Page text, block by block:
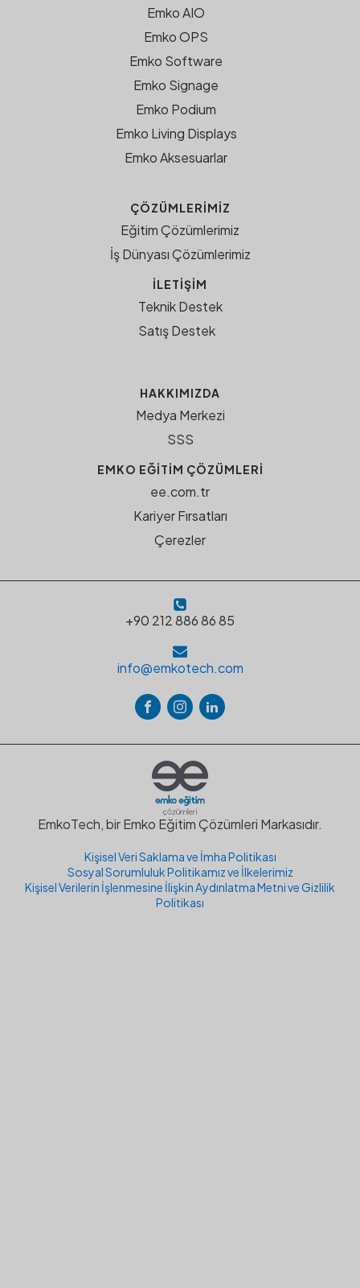
Emko AIO
Emko OPS
Emko Software
Emko Signage
Emko Podium
Emko Living Displays
Emko Aksesuarlar
ÇÖZÜMLERIMIZ
Eğitim Çözümlerimiz
İş Dünyası Çözümlerimiz
İLETİŞİM
Teknik Destek
Satış Destek
HAKKIMIZDA
Medya Merkezi
SSS
EMKO EĞITIM ÇÖZÜMLERI
ee.com.tr
Kariyer Fırsatları
Çerezler
+90 212 886 86 85
info@emkotech.com
EmkoTech, bir Emko Eğitim Çözümleri Markasıdır.
Kişisel Veri Saklama ve İmha Politikası
Sosyal Sorumluluk Politikamız ve İlkelerimiz
Kişisel Verilerin İşlenmesine İlişkin Aydınlatma Metni ve Gizlilik
Politikası